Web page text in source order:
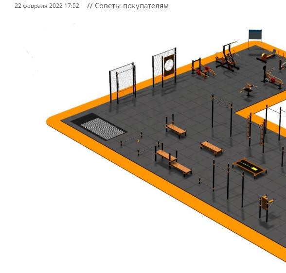
22 февраля 2022 17:52 // Советы покупателям